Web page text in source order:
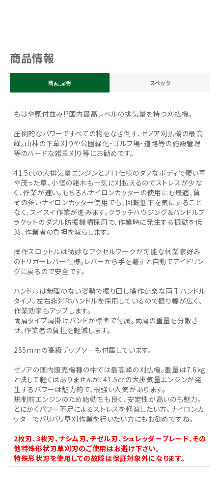
商品情報
商品説明 スペック
もはや原付並み!?国内最高レベルの排気量を持つ刈払機。
圧倒的なパワーですべての物をなぎ倒す、ゼノア刈払機の最高
峰。山林の下草刈りや公園緑化・ゴルフ場・道路等の施設管理
等のハードな雑草刈り等にお勧めです。
41.5ccの大排気量エンジンとプロ仕様のタフなボディで硬い草
や茂った草、小径の雑木も一気に刈払えるのでストレスが少な
く、作業が速い。もちろんナイロンカッターの使用にも最適、負
荷の多いナイロンカッター使用でも、回転低下を気にすること
なく、スイスイ作業が進みます。クラッチハウジング＆ハンドルブ
ラケットのダブル防振機構採用で、作業時に発生する振動を低
減、作業者の負担を減らします。
操作スロットルは微妙なアクセルワークが可能な林業家好み
のトリガーレバー仕様。レバーから手を離すと自動でアイドリン
グに戻るので安全です。
ハンドルは無理のない姿勢で振り回し操作が楽な両手ハンドル
タイプ。左右非対称ハンドルを採用しているので振り幅が広く、
作業効率もアップします。
両肩タイプ肩掛けバンドが標準で付属。両肩の重量を分散さ
せ、作業者の負担を軽減します。
255mmの高級チップソーも付属しています。
ゼノアの国内販売機種の中では最高峰の刈払機。重量は7.6kg
と決して軽くはありませんが、41.5ccの大排気量エンジンが発
生するパワーは魅力的で、根強い人気があります。
規制前エンジンのため始動性も良く、安定性が高いのも魅力。
とにかくパワー不足によるストレスを軽減したい方、ナイロンカ
ッターでバリバリ草刈作業を行いたい方にもお勧めですね。
2枚刃、3枚刃、ナシム刃、チゼル刃、シュレッダーブレード、その
他特殊形状刃草刈刃のご使用はお避け下さい。
特殊形状刃を使用しての故障は保証対象外になります。